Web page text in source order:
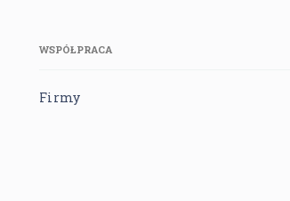
WSPÓŁPRACA
Firmy